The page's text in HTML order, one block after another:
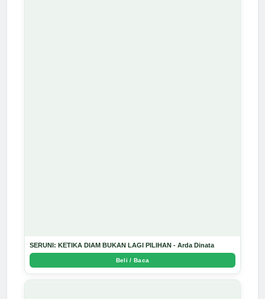
SERUNI: KETIKA DIAM BUKAN LAGI PILIHAN - Arda Dinata
Beli / Baca